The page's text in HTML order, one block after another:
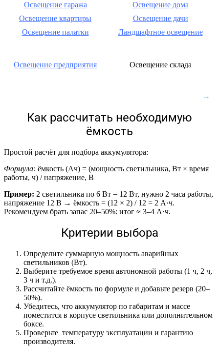
Освещение гаража
Освещение дома
Освещение квартиры
Освещение дачи
Освещение палатки
Ландшафтное освещение
Освещение предприятия Освещение склада
Как рассчитать необходимую
ёмкость
Простой расчёт для подбора аккумулятора:
Формула: ёмкость (Ач) = (мощность светильника, Вт × время
работы, ч) / напряжение, В
Пример: 2 светильника по 6 Вт = 12 Вт, нужно 2 часа работы,
напряжение 12 В → ёмкость = (12 × 2) / 12 = 2 А·ч.
Рекомендуем брать запас 20–50%: итог ≈ 3–4 А·ч.
Критерии выбора
Определите суммарную мощность аварийных
светильников (Вт).
Выберите требуемое время автономной работы (1 ч, 2 ч,
3 ч и т.д.).
Рассчитайте ёмкость по формуле и добавьте резерв (20–
50%).
Убедитесь, что аккумулятор по габаритам и массе
поместится в корпусе светильника или дополнительном
боксе.
Проверьте температуру эксплуатации и гарантию
производителя.